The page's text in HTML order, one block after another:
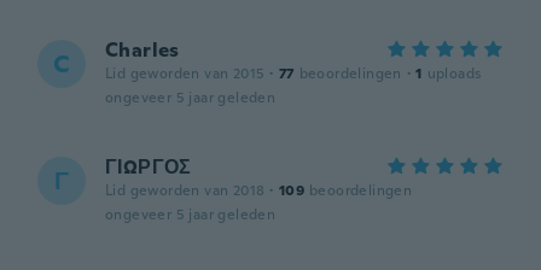
C Charles
Lid geworden van 2015 · 77 beoordelingen · 1 uploads
ongeveer 5 jaar geleden
Γ ΓΙΩΡΓΟΣ
Lid geworden van 2018 · 109 beoordelingen
ongeveer 5 jaar geleden